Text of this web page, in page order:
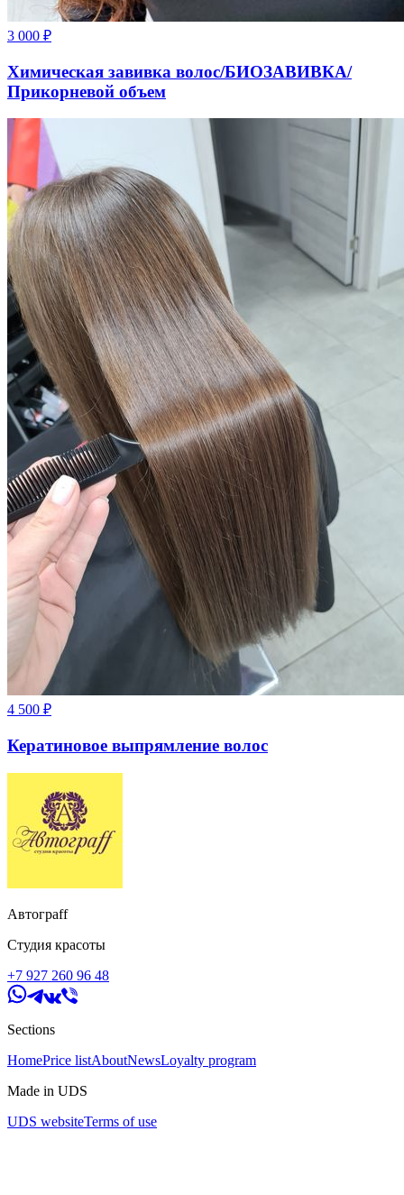
3 000 ₽
Химическая завивка волос/БИОЗАВИВКА/
Прикорневой объем
4 500 ₽
Кератиновое выпрямление волос
Автограff
Студия красоты
+7 927 260 96 48
Sections
HomePrice listAboutNewsLoyalty program
Made in UDS
UDS websiteTerms of use